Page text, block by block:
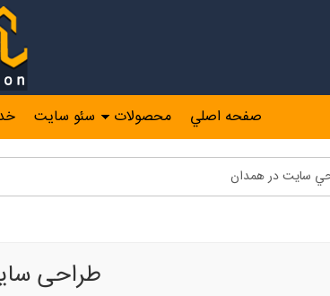
صفحه اصلي محصولات سئو سایت
سايت در همدان
طراحی